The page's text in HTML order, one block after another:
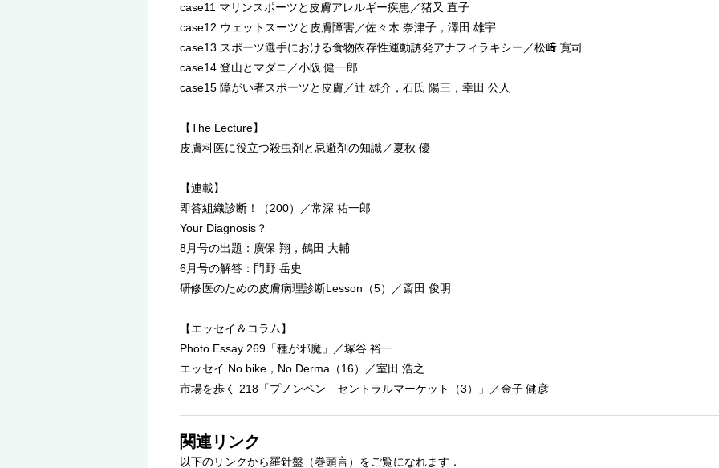
case11 マリンスポーツと皮膚アレルギー疾患／猪又 直子
case12 ウェットスーツと皮膚障害／佐々木 奈津子，澤田 雄宇
case13 スポーツ選手における食物依存性運動誘発アナフィラキシー／松﨑 寛司
case14 登山とマダニ／小阪 健一郎
case15 障がい者スポーツと皮膚／辻 雄介，石氏 陽三，幸田 公人
【The Lecture】
皮膚科医に役立つ殺虫剤と忌避剤の知識／夏秋 優
【連載】
即答組織診断！（200）／常深 祐一郎
Your Diagnosis？
8月号の出題：廣保 翔，鶴田 大輔
6月号の解答：門野 岳史
研修医のための皮膚病理診断Lesson（5）／斎田 俊明
【エッセイ＆コラム】
Photo Essay 269「種が邪魔」／塚谷 裕一
エッセイ No bike，No Derma（16）／室田 浩之
市場を歩く 218「プノンペン セントラルマーケット（3）」／金子 健彦
関連リンク
以下のリンクから羅針盤（巻頭言）をご覧になれます．